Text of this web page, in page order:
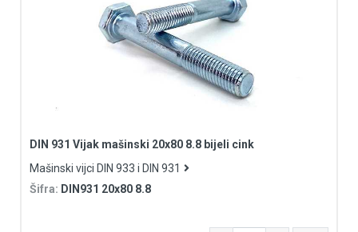
DIN 931 Vijak mašinski 20x80 8.8 bijeli cink
Mašinski vijci DIN 933 i DIN 931
Šifra: DIN931 20x80 8.8